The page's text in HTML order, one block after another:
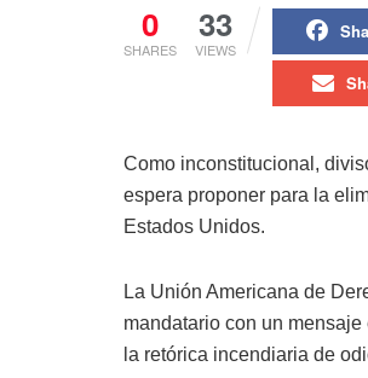
0
SHARES
33
VIEWS
Como inconstitucional,
espera proponer para la
Estados Unidos.
La Unión Americana de
mandatario con un
la retórica incendiaria de